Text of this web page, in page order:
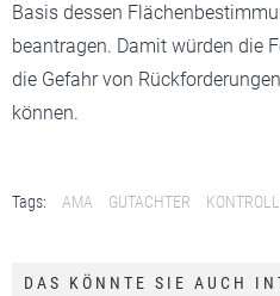
Basis dessen
beantragen. Damit würden die
die Gefahr von
können.
Tags: AMA GUTACHTER
DAS KÖNNTE SIE AUCH